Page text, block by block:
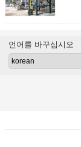
언어를 바꾸십시오